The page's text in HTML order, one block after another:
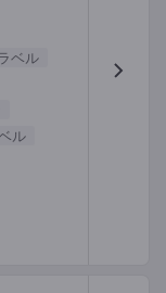
ベル
ル